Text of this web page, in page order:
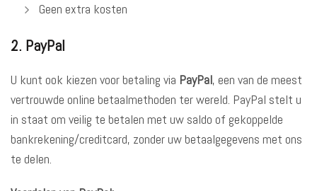
Geen extra kosten
2. PayPal
U kunt ook kiezen voor betaling via PayPal, een van de meest
vertrouwde online betaalmethoden ter wereld. PayPal stelt u
in staat om veilig te betalen met uw saldo of gekoppelde
bankrekening/creditcard, zonder uw betaalgegevens met ons
te delen.